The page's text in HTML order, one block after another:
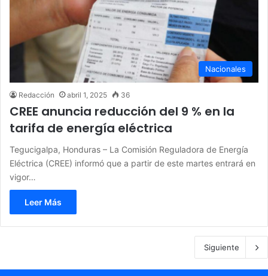
Nacionales
Redacción abril 1, 2025 36
CREE anuncia reducción del 9 % en la
tarifa de energía eléctrica
Tegucigalpa, Honduras – La Comisión Reguladora de Energía
Eléctrica (CREE) informó que a partir de este martes entrará en
vigor…
Leer Más
Siguiente